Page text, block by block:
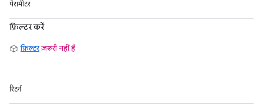
पैरामीटर
फ़िल्टर करें
फ़िल्टर ज़रूरी नहीं है
रिटर्न